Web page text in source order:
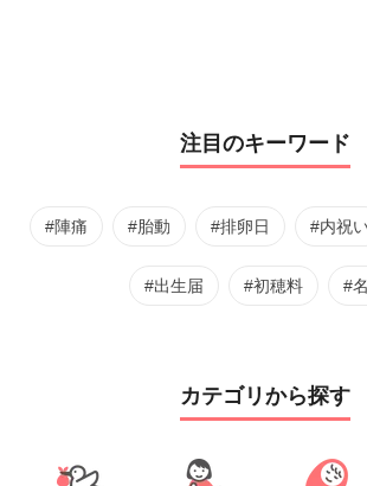
注目のキーワード
#陣痛 #胎動 #排卵日 #内祝
#出生届 #初穂料 #
カテゴリから探す